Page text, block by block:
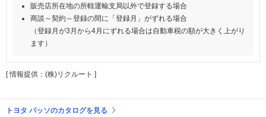
販売店所在地の所轄運輸支局以外で登録する場合
商談～契約～登録の間に「登録月」がずれる場合
（登録月が3月から4月にずれる場合は自動車税の額が大きく上がり
ます）
[ 情報提供：(株)リクルート ]
トヨタ パッソのカタログを見る